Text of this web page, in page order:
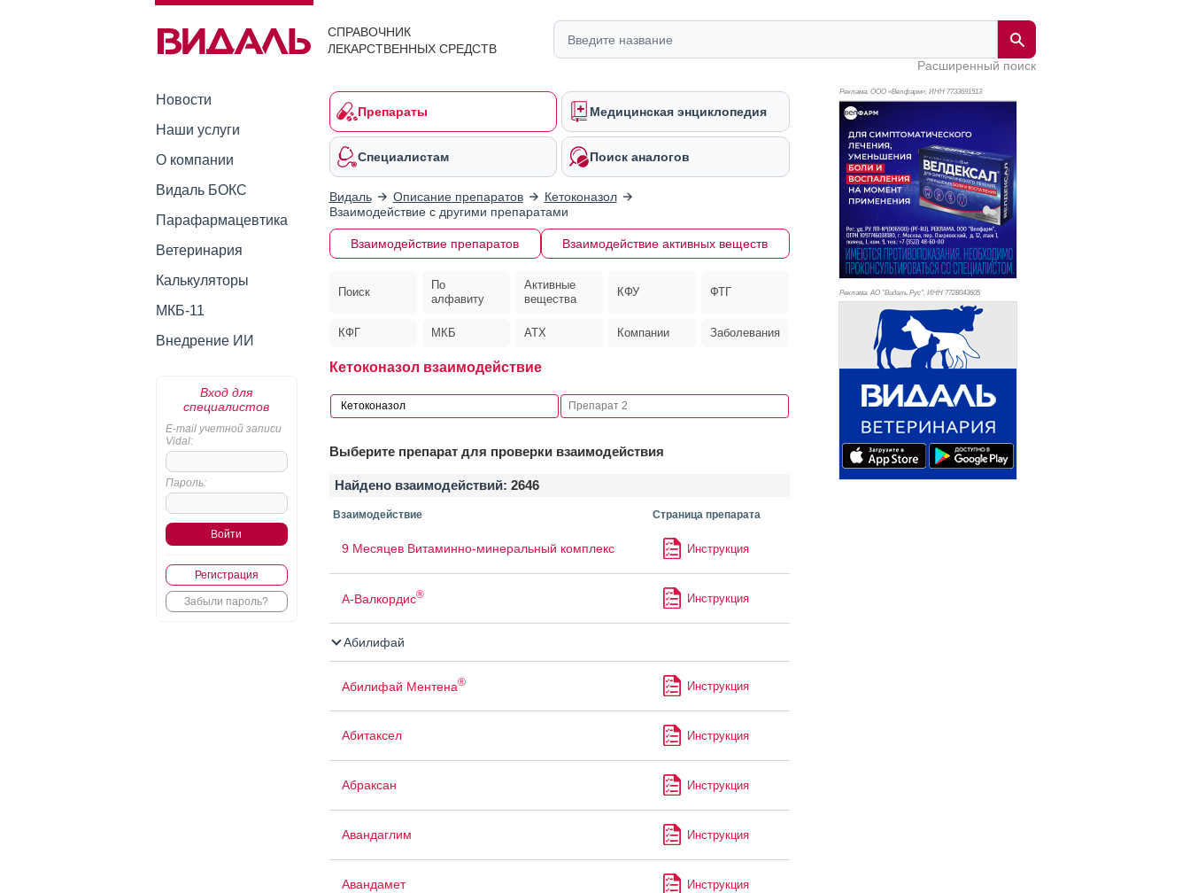
СПРАВОЧНИК
ЛЕКАРСТВЕННЫХ СРЕДСТВ
Расширенный поиск
Новости
Наши услуги
О компании
Видаль БОКС
Парафармацевтика
Ветеринария
Калькуляторы
МКБ-11
Внедрение ИИ
Вход для
специалистов
E-mail учетной записи
Vidal:
Пароль:
Регистрация
Забыли пароль?
Препараты Медицинская энциклопедия
Специалистам Поиск аналогов
Видаль Описание препаратов
Кетоконазол
Взаимодействие с другими препаратами
Взаимодействие препаратов Взаимодействие активных веществ
Поиск
По
алфавиту
Активные
вещества
КФУ ФТГ
КФГ МКБ АТХ Компании Заболевания
Кетоконазол взаимодействие
Выберите препарат для проверки взаимодействия
Найдено взаимодействий: 2646
Взаимодействие Страница препарата
9 Месяцев Витаминно-минеральный комплекс Инструкция
А-Валкордис® Инструкция
Абилифай
Абилифай Ментена® Инструкция
Абитаксел Инструкция
Абраксан Инструкция
Авандаглим Инструкция
Авандамет Инструкция
Реклама. ООО «Велфарм», ИНН 7733691513
Реклама. АО "Видаль Рус", ИНН 7728043605